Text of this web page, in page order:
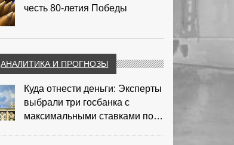
честь 80-летия Победы
АНАЛИТИКА И ПРОГНОЗЫ
Куда отнести деньги: Эксперты
выбрали три госбанка с
максимальными ставками по